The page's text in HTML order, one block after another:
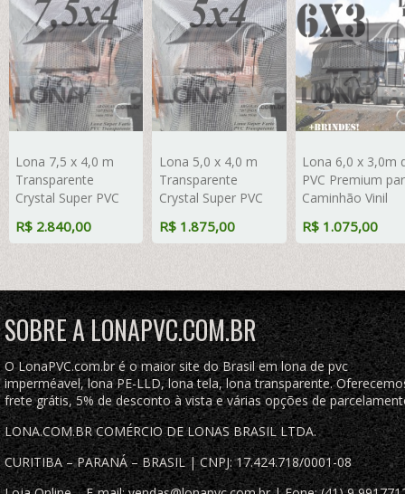
Lona 7,5 x 4,0 m
Transparente
Crystal Super PVC
Tela de Poliéster
cada 50cm
R$ 2.840,00
Lona 5,0 x 4,0 m
Transparente
Crystal Super PVC
Tela de Poliéster
cada 50cm
R$ 1.875,00
Lona 6,0 x 3,0m
PVC Premium
Caminhão Vinil
Emborrachada
LonaFlex Gancho
25cm + 9
Gancho 50cm
R$ 1.075,00
SOBRE A LONAPVC.COM.BR
O LonaPVC.com.br é o maior site do Brasil em lona de pvc
imperméavel, lona PE-LLD, lona tela, lona transparente.
frete grátis, 5% de desconto à vista e várias opções de
LONA.COM.BR COMÉRCIO DE LONAS BRASIL LTDA.
CURITIBA – PARANÁ – BRASIL | CNPJ: 17.424.718/0001-08